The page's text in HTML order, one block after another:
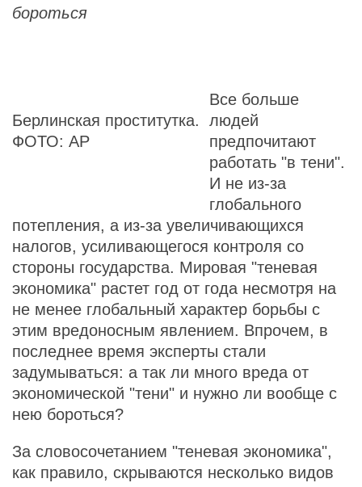
бороться
Берлинская проститутка.
ФОТО: AP
Все больше
людей
предпочитают
работать "в тени".
И не из-за
глобального
потепления, а из-за увеличивающихся
налогов, усиливающегося контроля со
стороны государства. Мировая "теневая
экономика" растет год от года несмотря на
не менее глобальный характер борьбы с
этим вредоносным явлением. Впрочем, в
последнее время эксперты стали
задумываться: а так ли много вреда от
экономической "тени" и нужно ли вообще с
нею бороться?
За словосочетанием "теневая экономика",
как правило, скрываются несколько видов